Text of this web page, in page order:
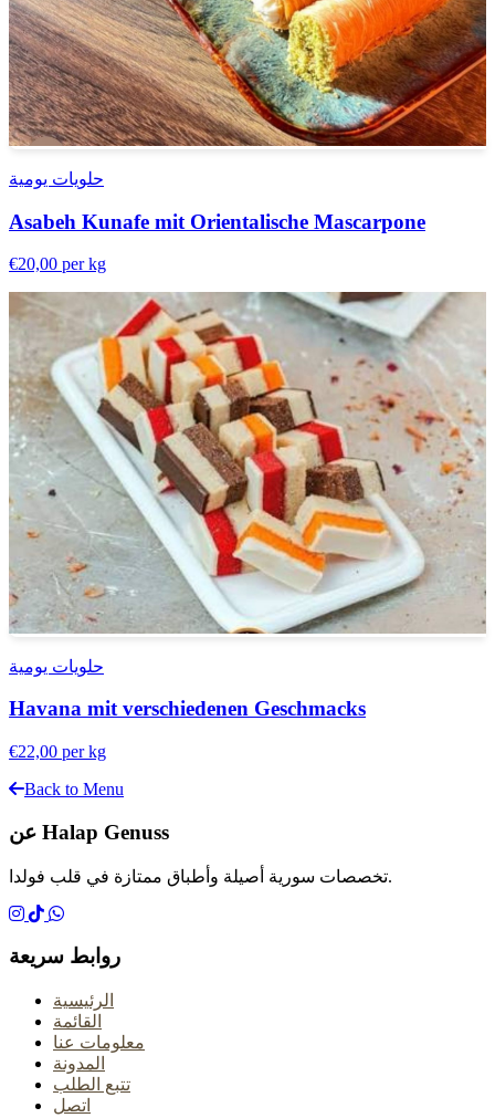
حلويات يومية
Asabeh Kunafe mit Orientalische Mascarpone
€20,00 per kg
حلويات يومية
Havana mit verschiedenen Geschmacks
€22,00 per kg
Back to Menu
عن Halap Genuss
تخصصات سورية أصيلة وأطباق ممتازة في قلب فولدا.
روابط سريعة
الرئيسية
القائمة
معلومات عنا
المدونة
تتبع الطلب
اتصل